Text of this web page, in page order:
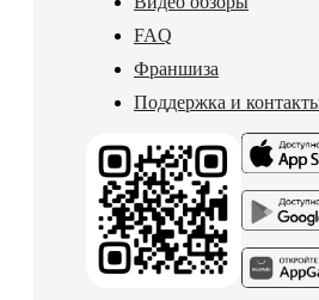
FAQ
Франшиза
Поддержка и